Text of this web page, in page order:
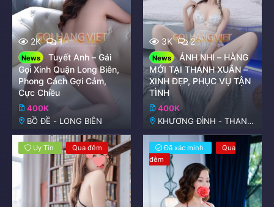
2K 1
News
Tuyết Anh – Gái
Gọi Xinh Quận Long Biên,
Phong Cách Gợi Cảm,
Cực Chiều
400K
BỒ ĐỀ - LONG BIÊN
3K 2
News
ÁNH NHI – HÀNG
MỚI TẠI THANH XUÂN –
XINH ĐẸP, PHỤC VỤ TẬN
TÌNH
400K
KHƯƠNG ĐÌNH - THANH
Uy Tín Qua đêm Đã xác minh
Qua
đêm